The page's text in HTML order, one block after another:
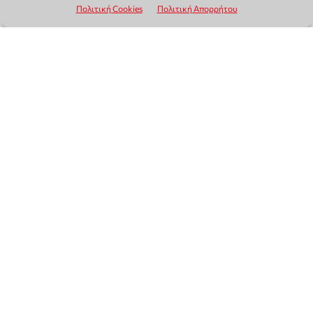
Πολιτική Cookies Πολιτική Απορρήτου